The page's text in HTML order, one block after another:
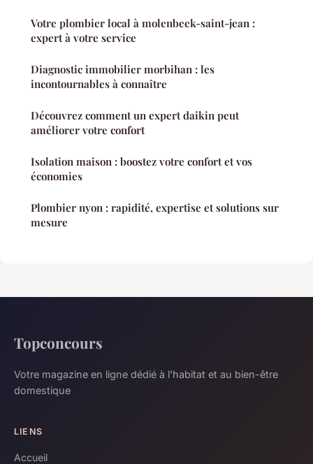
Votre plombier local à molenbeek-saint-jean :
expert à votre service
Diagnostic immobilier morbihan : les
incontournables à connaître
Découvrez comment un expert daikin peut
améliorer votre confort
Isolation maison : boostez votre confort et vos
économies
Plombier nyon : rapidité, expertise et solutions sur
mesure
Topconcours
Votre magazine en ligne dédié à l'habitat et au bien-être
domestique
LIENS
Accueil